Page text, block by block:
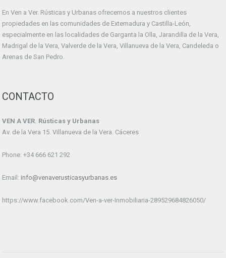
En Ven a Ver. Rústicas y Urbanas ofrecemos a nuestros clientes
propiedades en las comunidades de Extemadura y Castilla-León,
especialmente en las localidades de Garganta la Olla, Jarandilla de la Vera,
Madrigal de la Vera, Valverde de la Vera, Villanueva de la Vera, Candeleda o
Arenas de San Pedro.
CONTACTO
VEN A VER. Rústicas y Urbanas
Av. de la Vera 15. Villanueva de la Vera. Cáceres
Phone: +34 666 621 292
Email: info@venaverusticasyurbanas.es
https://www.facebook.com/Ven-a-ver-Inmobiliaria-289529684826050/